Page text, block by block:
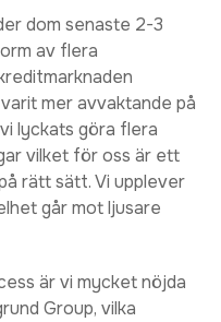
dom senaste 2-3
av flera
mer avvaktande på
lyckats göra flera
vilket för oss är ett
rätt sätt. Vi upplever
går mot ljusare
är vi mycket nöjda
Group, vilka